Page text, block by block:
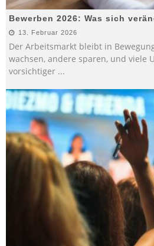
Bewerben 2026: Was sich
13. Februar 2026
Der Arbeitsmarkt bleibt in
wachsen, andere sparen, und viele
vorsichtiger ...